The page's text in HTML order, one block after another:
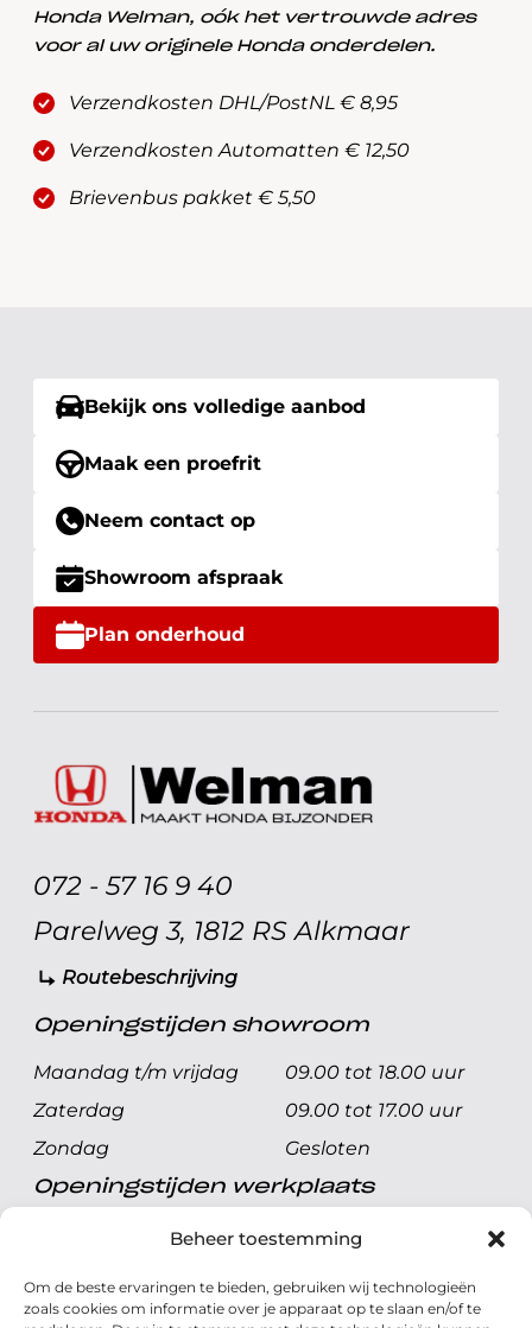
Beheer toestemming
Om de beste ervaringen te bieden, gebruiken wij technologieën
zoals cookies om informatie over je apparaat op te slaan en/of te
Honda Welman, oók het vertrouwde adres
voor al uw originele Honda onderdelen.
Verzendkosten DHL/PostNL € 8,95
Verzendkosten Automatten € 12,50
Brievenbus pakket € 5,50
Bekijk ons volledige aanbod
Maak een proefrit
Neem contact op
Showroom afspraak
Plan onderhoud
072 - 57 16 9 40
Parelweg 3, 1812 RS Alkmaar
Routebeschrijving
Openingstijden showroom
Maandag t/m vrijdag
09.00 tot 18.00 uur
Zaterdag
09.00 tot 17.00 uur
Zondag
Gesloten
Openingstijden werkplaats
Maandag t/m vrijdag
08.00 tot 17.00 uur
Zondag
Gesloten